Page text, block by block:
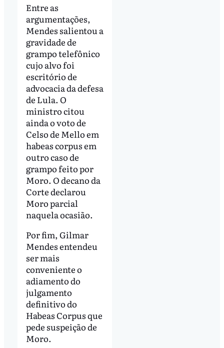
Entre as
argumentações,
Mendes salientou a
gravidade de
grampo telefônico
cujo alvo foi
escritório de
advocacia da defesa
de Lula. O
ministro citou
ainda o voto de
Celso de Mello em
habeas corpus em
outro caso de
grampo feito por
Moro. O decano da
Corte declarou
Moro parcial
naquela ocasião.
Por fim, Gilmar
Mendes entendeu
ser mais
conveniente o
adiamento do
julgamento
definitivo do
Habeas Corpus que
pede suspeição de
Moro.